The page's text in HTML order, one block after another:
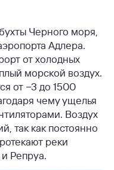
Черного моря,
Адлера.
от холодных
морской воздух.
от −3 до 1500
чему ущелья
Воздух
так как постоянно
реки
Репруа.